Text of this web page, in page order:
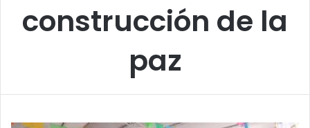
construcción de la
paz